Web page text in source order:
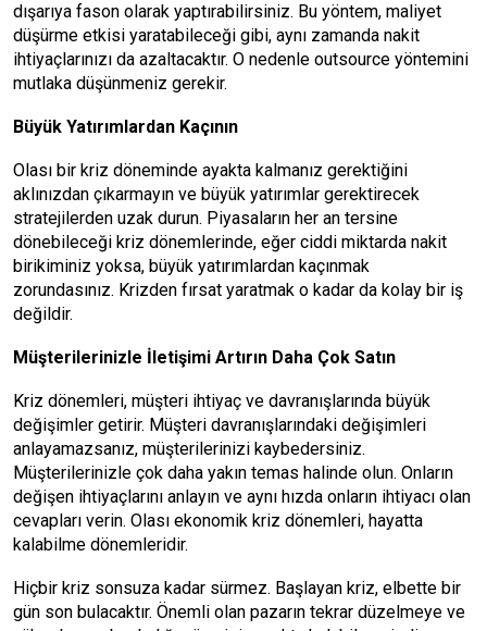
dışarıya fason olarak yaptırabilirsiniz. Bu yöntem, maliyet
düşürme etkisi yaratabileceği gibi, aynı zamanda nakit
ihtiyaçlarınızı da azaltacaktır. O nedenle outsource yöntemini
mutlaka düşünmeniz gerekir.
Büyük Yatırımlardan Kaçının
Olası bir kriz döneminde ayakta kalmanız gerektiğini
aklınızdan çıkarmayın ve büyük yatırımlar gerektirecek
stratejilerden uzak durun. Piyasaların her an tersine
dönebileceği kriz dönemlerinde, eğer ciddi miktarda nakit
birikiminiz yoksa, büyük yatırımlardan kaçınmak
zorundasınız. Krizden fırsat yaratmak o kadar da kolay bir iş
değildir.
Müşterilerinizle İletişimi Artırın Daha Çok Satın
Kriz dönemleri, müşteri ihtiyaç ve davranışlarında büyük
değişimler getirir. Müşteri davranışlarındaki değişimleri
anlayamazsanız, müşterilerinizi kaybedersiniz.
Müşterilerinizle çok daha yakın temas halinde olun. Onların
değişen ihtiyaçlarını anlayın ve aynı hızda onların ihtiyacı olan
cevapları verin. Olası ekonomik kriz dönemleri, hayatta
kalabilme dönemleridir.
Hiçbir kriz sonsuza kadar sürmez. Başlayan kriz, elbette bir
gün son bulacaktır. Önemli olan pazarın tekrar düzelmeye ve